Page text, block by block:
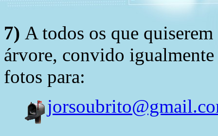
7) A todos os que
árvore, convido
fotos para: